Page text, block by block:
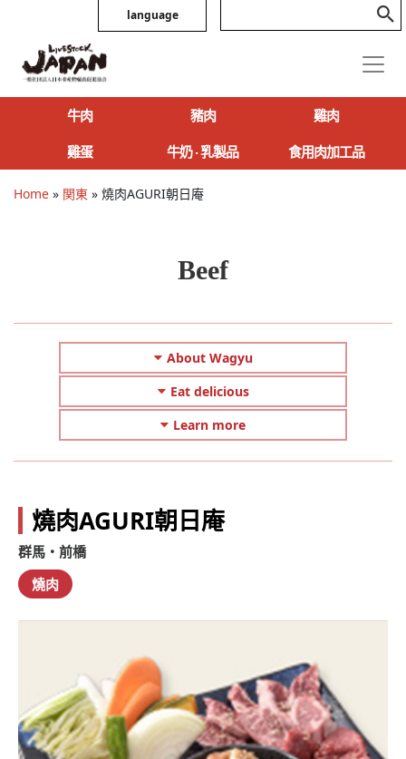
language
牛肉 豬肉
雞肉
雞蛋
牛奶 ‧ 乳製品 食用肉加工品
Home » 関東 » 燒肉AGURI朝日庵
Beef
About Wagyu
Eat delicious
Learn more
燒肉AGURI朝日庵
群馬・前橋
燒肉